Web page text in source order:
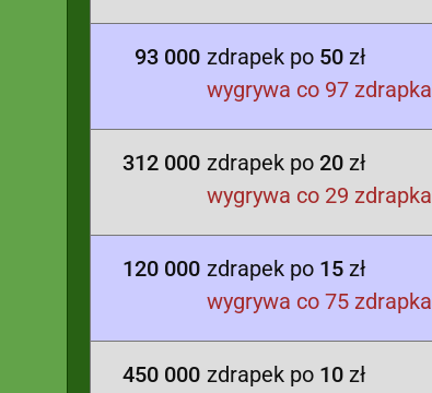
93 000 zdrapek po 50 zł
wygrywa co 97 zdrapka
312 000 zdrapek po 20 zł
wygrywa co 29 zdrapka
120 000 zdrapek po 15 zł
wygrywa co 75 zdrapka
450 000 zdrapek po 10 zł